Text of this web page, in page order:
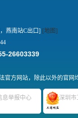
燕南站C出口] [地图]
26603339
方网站，除此以外的官网
息举报中心 深圳市